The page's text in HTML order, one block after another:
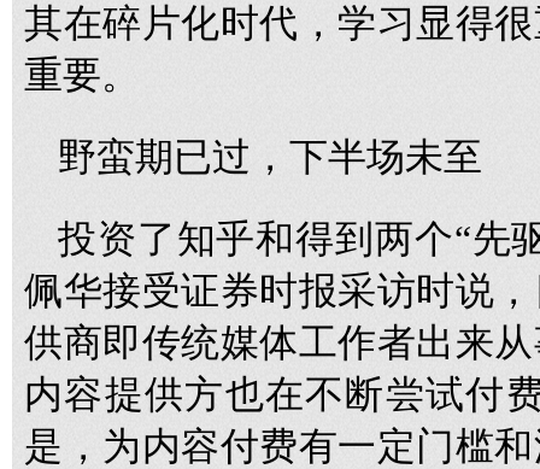
其在碎片化时代，学习显得
重要。
野蛮期已过，下半场未至
投资了知乎和得到两个“先
佩华接受证券时报采访时说
供商即传统媒体工作者出来
内容提供方也在不断尝试付
是，为内容付费有一定门槛